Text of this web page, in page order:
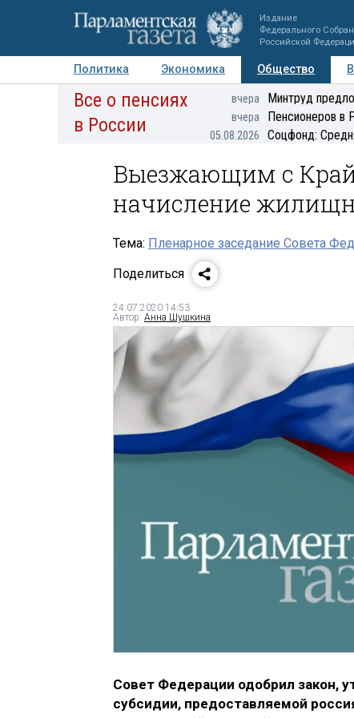
Издание
Федерального
Российской
Политика Экономика Общество
Авторы Персоны Мнения Регионы
Все о пенсиях
в России
вчера Минтруд
вчера Пенсионеров в
05.08.2026 Соцфонд:
Выезжающим с
начисление
Тема: Пленарное заседание Совета
Поделиться
24.07.2020 14:53
Автор: Анна Шушкина
Совет Федерации одобрил закон,
субсидии, предоставляемой